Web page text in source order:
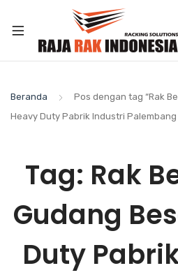
Beranda
Pos dengan tag “Rak
Heavy Duty Pabrik Industri
Tag: Rak
Gudang
Duty